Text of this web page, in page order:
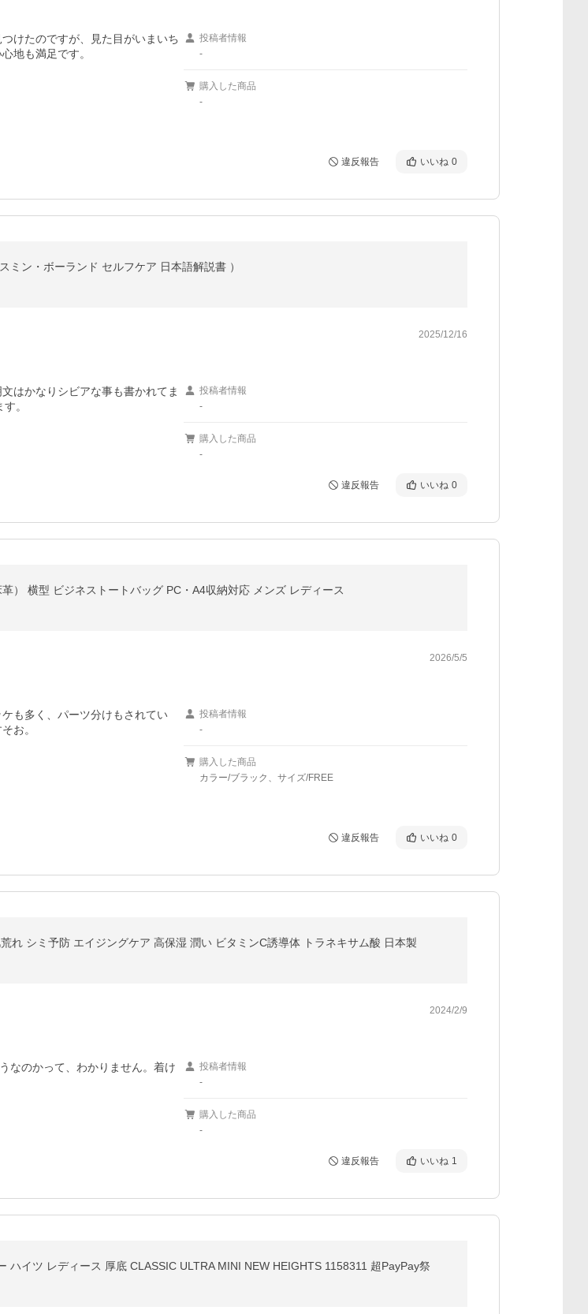
けたのですが、見た目がいまいち
地も満足です。
投稿者情報
-
購入した商品
-
違反報告 いいね 0
ミン・ボーランド セルフケア 日本語解説書 ）
2025/12/16
はかなりシビアな事も書かれてま
。
投稿者情報
-
購入した商品
-
違反報告 いいね 0
） 横型 ビジネストートバッグ PC・A4収納対応 メンズ レディース
2026/5/5
も多く、パーツ分けもされてい
お。
投稿者情報
-
購入した商品
カラー/ブラック、サイズ/FREE
違反報告 いいね 0
れ シミ予防 エイジングケア 高保湿 潤い ビタミンC誘導体 トラネキサム酸 日本製
2024/2/9
なのかって、わかりません。着け
投稿者情報
-
購入した商品
-
違反報告 いいね 1
イツ レディース 厚底 CLASSIC ULTRA MINI NEW HEIGHTS 1158311 超PayPay祭